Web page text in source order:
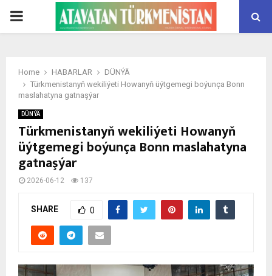
PRIMARY
Home HABARLAR
DÜNÝÄ
Türkmenistanyň wekiliýeti Howanyň üýtgemegi boýunça Bonn
maslahatyna gatnaşýar
DÜNÝÄ
Türkmenistanyň wekiliýeti Howanyň
üýtgemegi boýunça Bonn maslahatyna
gatnaşýar
2026-06-12 137
SHARE 0